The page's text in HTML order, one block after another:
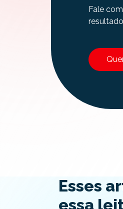
Fale
Esses
essa